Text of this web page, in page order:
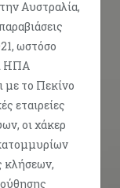
Αυστραλία,
ωστόσο
ΗΠΑ
με το Πεκίνο
εταιρείες
οι χάκερ
κλήσεων,